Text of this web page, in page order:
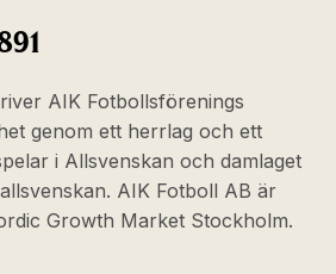
AIK Fotbollsförenings
genom ett herrlag och ett
i Allsvenskan och damlaget
AIK Fotboll AB är
Growth Market Stockholm.